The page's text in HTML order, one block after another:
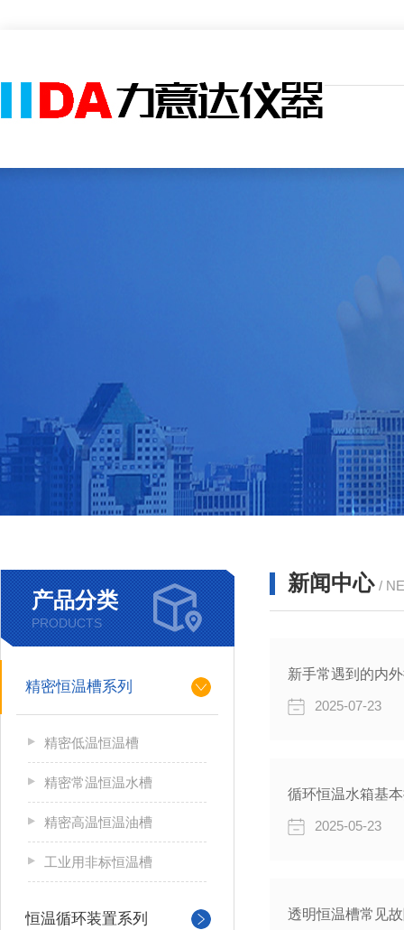
产品分类
PRODUCTS
精密恒温槽系列
精密低温恒温槽
精密常温恒温水槽
精密高温恒温油槽
工业用非标恒温槽
恒温循环装置系列
新闻中心 /
新手常遇到的内
2025-07-23
循环恒温水箱基
2025-05-23
透明恒温槽常见